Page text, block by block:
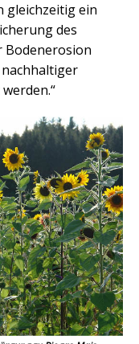
gleichzeitig ein
des
Bodenerosion